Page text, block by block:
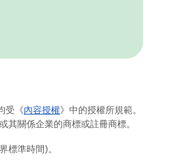
受《內容授權》中的授權所規範。
關係企業的商標或註冊商標。
標準時間)。